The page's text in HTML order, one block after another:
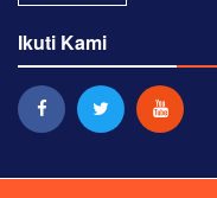
Ikuti Kami